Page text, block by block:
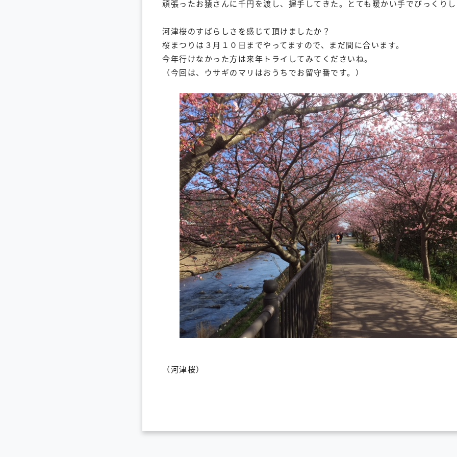
頑張ったお猿さんに千円を渡し、握手してきた。とても暖かい手でびっくり
河津桜のすばらしさを感じて頂けましたか？
桜まつりは３月１０日までやってますので、まだ間に合います。
今年行けなかった方は来年トライしてみてくださいね。
（今回は、ウサギのマリはおうちでお留守番です。）
（河津桜）